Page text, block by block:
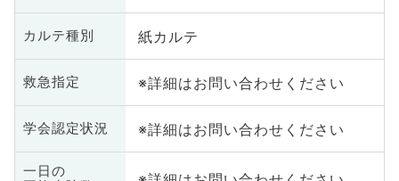
カルテ種別 紙カルテ
救急指定 ※詳細はお問い合わせください
学会認定状況 ※詳細はお問い合わせください
一日の